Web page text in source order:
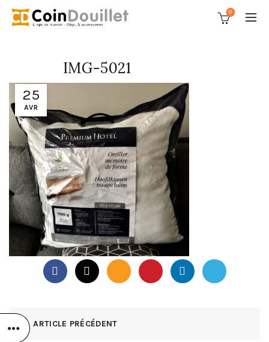
0
25
AVR
IMG-5021
ARTICLE PRÉCÉDENT